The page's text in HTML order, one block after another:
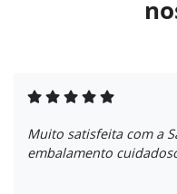
Muito satisfeita com a
embalamento